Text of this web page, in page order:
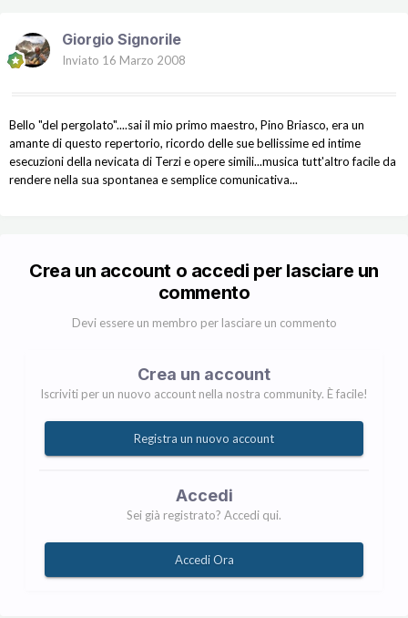
Giorgio Signorile
Inviato 16 Marzo 2008
Bello "del pergolato"....sai il mio primo maestro, Pino Briasco, era un
amante di questo repertorio, ricordo delle sue bellissime ed intime
esecuzioni della nevicata di Terzi e opere simili...musica tutt'altro facile da
rendere nella sua spontanea e semplice comunicativa...
Crea un account o accedi per lasciare un
commento
Devi essere un membro per lasciare un commento
Crea un account
Iscriviti per un nuovo account nella nostra community. È facile!
Registra un nuovo account
Accedi
Sei già registrato? Accedi qui.
Accedi Ora